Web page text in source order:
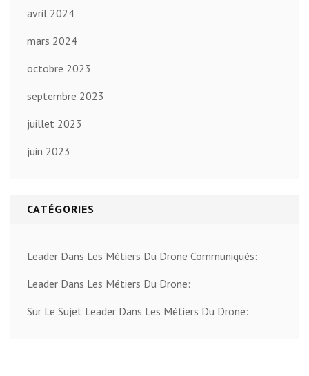
avril 2024
mars 2024
octobre 2023
septembre 2023
juillet 2023
juin 2023
CATÉGORIES
Leader Dans Les Métiers Du Drone Communiqués:
Leader Dans Les Métiers Du Drone:
Sur Le Sujet Leader Dans Les Métiers Du Drone: